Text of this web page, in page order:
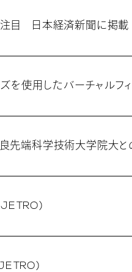
注目 日本経済新聞に掲載
を使用したバーチャルフ
先端科学技術大学院大